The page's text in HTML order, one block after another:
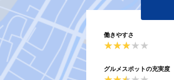
働きやすさ
★★★★★
★★★★★
グルメスポットの充実度